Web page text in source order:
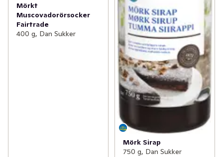
Mörkt
Muscovadorörsocker
Fairtrade
400 g, Dan Sukker
Mörk Sirap
750 g, Dan Sukker